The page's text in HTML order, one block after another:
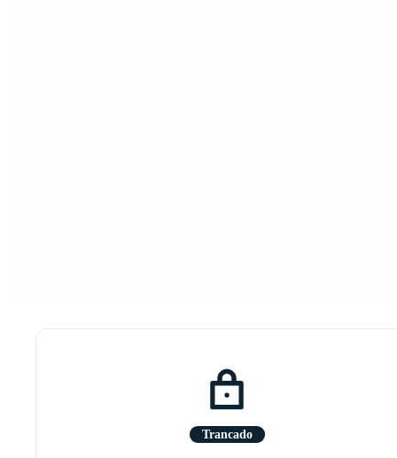
Trancado